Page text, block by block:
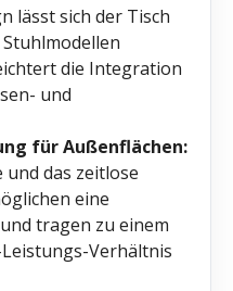
lässt sich der Tisch
die Integration
und
für Außenflächen:
das zeitlose
eine
tragen zu einem
Verhältnis